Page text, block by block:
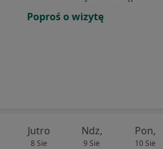
Poproś o wizytę
Jutro
8 Sie
Ndz,
9 Sie
Pon,
10 Sie